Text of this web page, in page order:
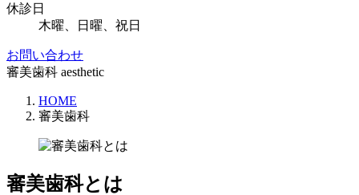
休診日
木曜、日曜、祝日
お問い合わせ
審美歯科 aesthetic
HOME
審美歯科
審美歯科とは